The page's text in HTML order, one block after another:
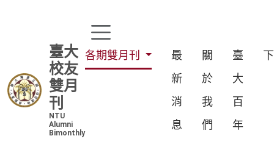
臺大
校友
雙月
刊
NTU
Alumni
Bimonthly
各期雙月刊
最
新
消
息
關
於
我
們
臺
大
百
年